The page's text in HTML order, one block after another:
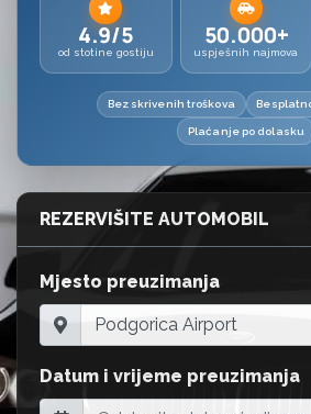
4.9/5
od stotine gostiju
50.000+
uspješnih najmova
Bez skrivenih troškova
Plaćanje po dolasku
REZERVIŠITE AUTOMOBIL
Mjesto preuzimanja
Datum i vrijeme preuzimanja